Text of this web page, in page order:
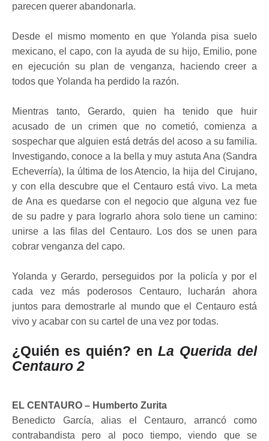
parecen querer abandonarla.
Desde el mismo momento en que Yolanda pisa suelo
mexicano, el capo, con la ayuda de su hijo, Emilio, pone
en ejecución su plan de venganza, haciendo creer a
todos que Yolanda ha perdido la razón.
Mientras tanto, Gerardo, quien ha tenido que huir
acusado de un crimen que no cometió, comienza a
sospechar que alguien está detrás del acoso a su familia.
Investigando, conoce a la bella y muy astuta Ana (Sandra
Echeverría), la última de los Atencio, la hija del Cirujano,
y con ella descubre que el Centauro está vivo. La meta
de Ana es quedarse con el negocio que alguna vez fue
de su padre y para lograrlo ahora solo tiene un camino:
unirse a las filas del Centauro. Los dos se unen para
cobrar venganza del capo.
Yolanda y Gerardo, perseguidos por la policía y por el
cada vez más poderosos Centauro, lucharán ahora
juntos para demostrarle al mundo que el Centauro está
vivo y acabar con su cartel de una vez por todas.
¿Quién es quién? en La Querida del
Centauro 2
EL CENTAURO – Humberto Zurita
Benedicto García, alias el Centauro, arrancó como
contrabandista pero al poco tiempo, viendo que se